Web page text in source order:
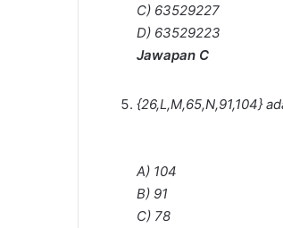
C) 63529227
D) 63529223
Jawapan C
{26,L,M,65,N,91,104}
A) 104
B) 91
C) 78